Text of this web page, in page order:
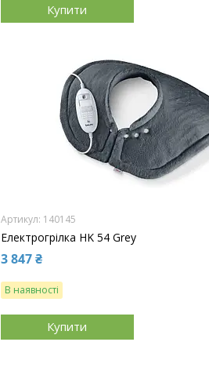
Купити
140145
Електрогрілка HK 54 Grey
3 847 ₴
В наявності
Купити